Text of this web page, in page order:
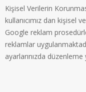
Kişisel Verilerin
kullanıcımız dan kişisel
Google reklam
reklamlar
ayarlarınızda